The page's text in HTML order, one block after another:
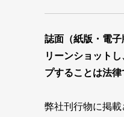
誌面（紙版・電
リーンショット
プすることは法律
弊社刊行物に掲